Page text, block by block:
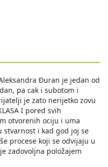
Ðuran je jedan od
pa cak i subotom i
je zato nerijetko zovu
I pored svih
otvorenih ociju i uma
stvarnost i kad god joj se
procese koji se odvijaju u
zadovoljna položajem